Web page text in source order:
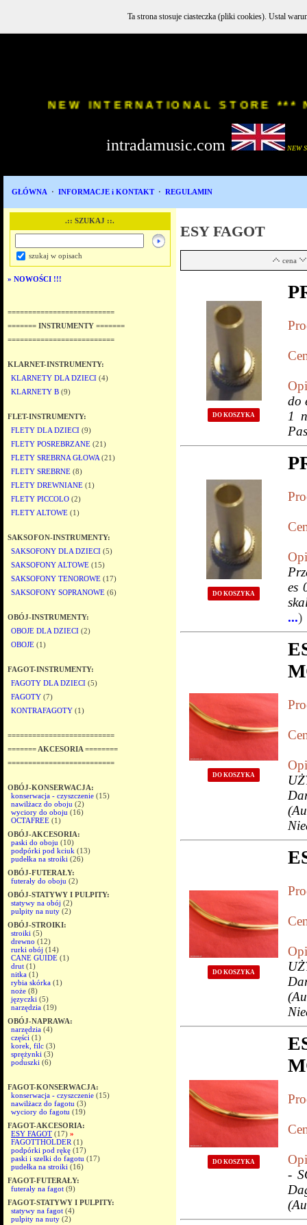
NEW INTERNATIONAL
intradamusic.com i NEW
GŁÓWNA · INFORMACJE i KONTAKT · REGULAMIN
.:: SZUKAJ ::.
szukaj w opisach
» NOWOŚCI !!!
==========================
======= INSTRUMENTY =======
==========================
KLARNET-INSTRUMENTY:
KLARNETY DLA DZIECI (4)
KLARNETY B (9)
FLET-INSTRUMENTY:
FLETY DLA DZIECI (9)
FLETY POSREBRZANE (21)
FLETY SREBRNA GŁOWA (21)
FLETY SREBRNE (8)
FLETY DREWNIANE (1)
FLETY PICCOLO (2)
FLETY ALTOWE (1)
SAKSOFON-INSTRUMENTY:
SAKSOFONY DLA DZIECI (5)
SAKSOFONY ALTOWE (15)
SAKSOFONY TENOROWE (17)
SAKSOFONY SOPRANOWE (6)
OBÓJ-INSTRUMENTY:
OBOJE DLA DZIECI (2)
OBOJE (1)
FAGOT-INSTRUMENTY:
FAGOTY DLA DZIECI (5)
FAGOTY (7)
KONTRAFAGOTY (1)
==========================
======= AKCESORIA ========
==========================
OBÓJ-KONSERWACJA:
konserwacja - czyszczenie (15)
nawilżacz do oboju (2)
wyciory do oboju (16)
OCTAFREE (1)
OBÓJ-AKCESORIA:
paski do oboju (10)
podpórki pod kciuk (13)
pudełka na stroiki (26)
OBÓJ-FUTERAŁY:
futerały do oboju (2)
OBÓJ-STATYWY I PULPITY:
statywy na obój (2)
pulpity na nuty (2)
OBÓJ-STROIKI:
stroiki (5)
drewno (12)
rurki obój (14)
CANE GUIDE (1)
drut (1)
nitka (1)
rybia skórka (1)
noże (8)
języczki (5)
narzędzia (19)
OBÓJ-NAPRAWA:
narzędzia (4)
części (1)
korek, filc (3)
sprężynki (3)
poduszki (6)
FAGOT-KONSERWACJA:
konserwacja - czyszczenie (15)
nawilżacz do fagotu (3)
wyciory do fagotu (19)
FAGOT-AKCESORIA:
ESY FAGOT (17) »
FAGOTTHOLDER (1)
podpórki pod rękę (17)
paski i szelki do fagotu (17)
pudełka na stroiki (16)
FAGOT-FUTERAŁY:
futerały na fagot (9)
FAGOT-STATYWY I PULPITY:
statywy na fagot (4)
pulpity na nuty (2)
ESY FAGOT
cena
DO KOSZYKA
do
1
DO KOSZYKA
es
...)
DO KOSZYKA
DO KOSZYKA
DO KOSZYKA
-
Ta strona stosuje ciasteczka (pliki cookies). Ustal